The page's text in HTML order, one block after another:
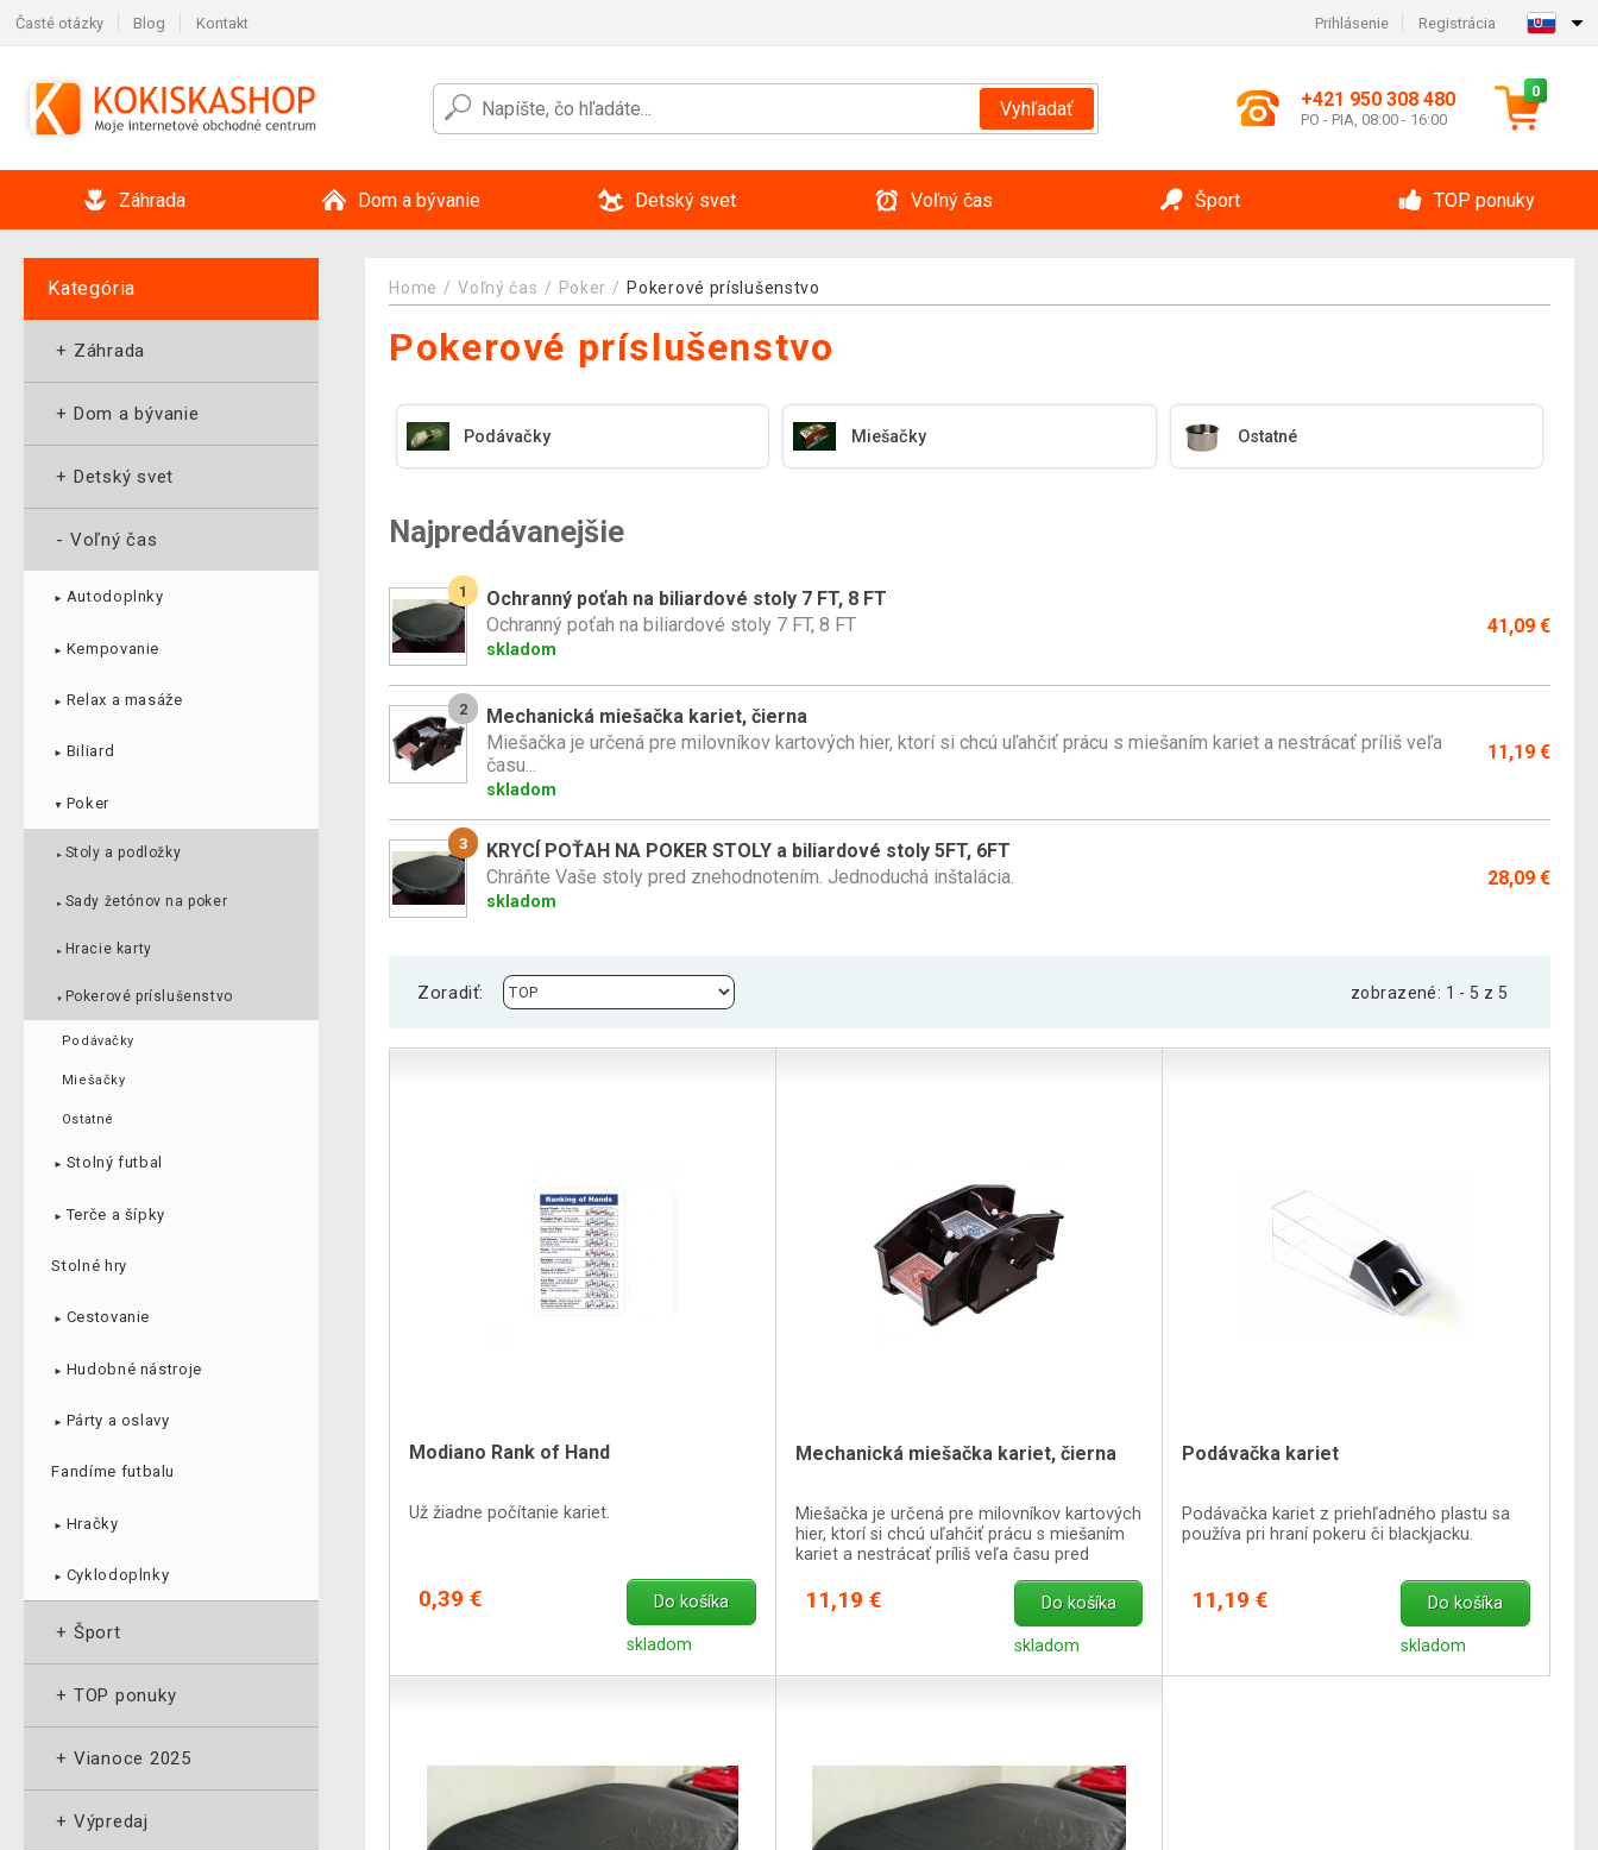
Časté otázky Blog Kontakt Prihlásenie Registrácia
Vyhľadať +421 950 308 480
PO - PIA, 08:00 - 16:00
0
Záhrada Dom a bývanie Detský svet Voľný čas Šport TOP ponuky
Kategória
+ Záhrada
+ Dom a bývanie
+ Detský svet
- Voľný čas
► Autodoplnky
► Kempovanie
► Relax a masáže
► Biliard
▼ Poker
► Stoly a podložky
► Sady žetónov na poker
► Hracie karty
▼ Pokerové príslušenstvo
Podávačky
Miešačky
Ostatné
► Stolný futbal
► Terče a šípky
Stolné hry
► Cestovanie
► Hudobné nástroje
► Párty a oslavy
Fandíme futbalu
► Hračky
► Cyklodoplnky
+ Šport
+ TOP ponuky
+ Vianoce 2025
+ Výpredaj
Home Voľný čas Poker Pokerové príslušenstvo
Pokerové príslušenstvo
Podávačky Miešačky Ostatné
Najpredávanejšie
1
Ochranný poťah na biliardové stoly 7 FT, 8 FT
Ochranný poťah na biliardové stoly 7 FT, 8 FT
skladom
41,09 €
2
Mechanická miešačka kariet, čierna
Miešačka je určená pre milovníkov kartových hier, ktorí si chcú uľahčiť prácu s miešaním kariet a nestrácať príliš veľa
času...
skladom
11,19 €
3
KRYCÍ POŤAH NA POKER STOLY a biliardové stoly 5FT, 6FT
Chráňte Vaše stoly pred znehodnotením. Jednoduchá inštalácia.
skladom
28,09 €
Zoradiť: zobrazené: 1 - 5 z 5
Modiano Rank of Hand
Už žiadne počítanie kariet.
0,39 € Do košíka
skladom
Mechanická miešačka kariet, čierna
Miešačka je určená pre milovníkov kartových
hier, ktorí si chcú uľahčiť prácu s miešaním
kariet a nestrácať príliš veľa času pred
11,19 € Do košíka
skladom
Podávačka kariet
Podávačka kariet z priehľadného plastu sa
používa pri hraní pokeru či blackjacku.
11,19 € Do košíka
skladom